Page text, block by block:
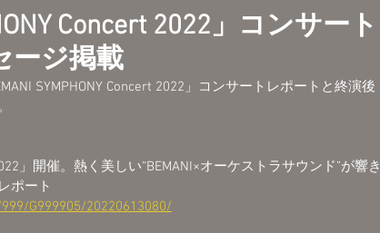
Concert 2022」コンサート
ージ掲載
SYMPHONY Concert 2022」コンサートレポートと終演後
」開催。熱く美しい“BEMANI×オーケストラサウンド”が響き
ポート
G999905/20220613080/